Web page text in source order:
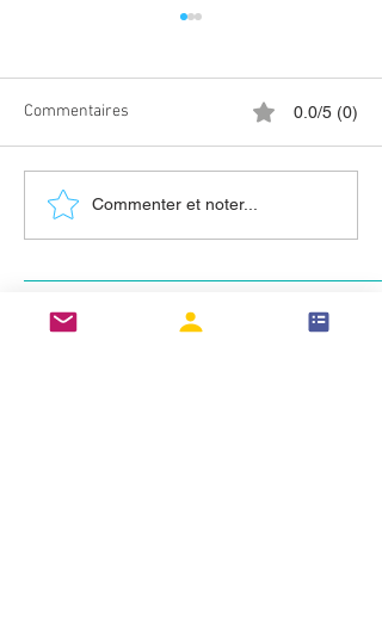
Symboles astrologiques
connexion cosmique
Commentaires 0.0/5 (0)
Commenter et noter...
Se connecter